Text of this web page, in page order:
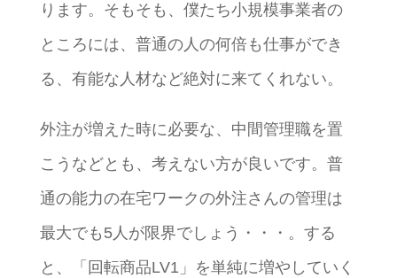
ります。そもそも、僕たち小規模事業者の
ところには、普通の人の何倍も仕事ができ
る、有能な人材など絶対に来てくれない。
外注が増えた時に必要な、中間管理職を置
こうなどとも、考えない方が良いです。普
通の能力の在宅ワークの外注さんの管理は
最大でも5人が限界でしょう・・・。する
と、「回転商品LV1」を単純に増やしていく